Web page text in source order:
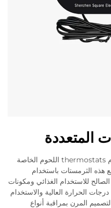
المتعددة
تُعتبر جودة البناء والمرونة في ميزات م thermostats اللحوم الخاصة
هذه الثرمستات باستخدام
للاستخدام الغذائي ومكونات
الحرارة العالية والاستخدام
المرن بمراقبة أنواع